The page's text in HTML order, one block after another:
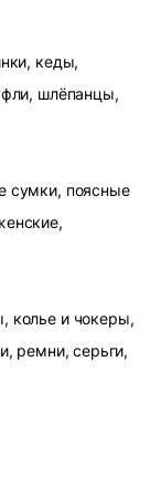
кеды,
шлёпанцы,
сумки, поясные
колье и чокеры,
ремни, серьги,